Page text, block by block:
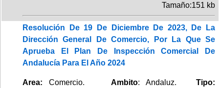
Tamaño:151 kb
Resolución De 19 De Diciembre De 2023, De La
Dirección General De Comercio, Por La Que Se
Aprueba El Plan De Inspección Comercial De
Andalucía Para El Año 2024
Area: Comercio. Ambito: Andaluz.Tipo: